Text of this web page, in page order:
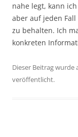
nahe legt, kann
aber auf jeden
zu behalten. Ich
konkreten
Dieser Beitrag wurde
veröffentlicht.